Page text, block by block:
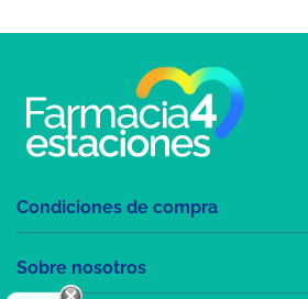
Condiciones de compra
Sobre nosotros